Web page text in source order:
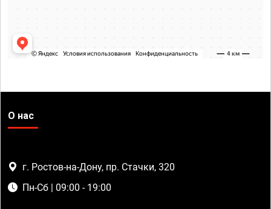
О нас
г. Ростов-на-Дону, пр. Стачки, 320
Пн-Сб | 09:00 - 19:00